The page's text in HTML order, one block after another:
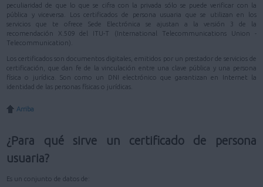
peculiaridad de que lo que se cifra con la privada sólo se puede verificar con la
pública y viceversa. Los certificados de persona usuaria que se utilizan en los
servicios que te ofrece Sede Electrónica se ajustan a la versión 3 de la
recomendación X.509 del ITU-T (International Telecommunications Union -
Telecommunication).
Los certificados son documentos digitales, emitidos por un prestador de servicios de
certificación, que dan fe de la vinculación entre una clave pública y una persona
física o jurídica. Son como un DNI electrónico que garantizan en Internet la
identidad de las personas físicas o jurídicas.
Arriba
¿Para qué sirve un certificado de persona
usuaria?
Es un conjunto de datos de: